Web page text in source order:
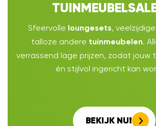
Sfeervolle loungesets, veelzijdige
talloze andere tuinmeubelen.
verrassend lage prijzen, zodat jouw
én stijlvol ingericht kan
BEKIJK NU!